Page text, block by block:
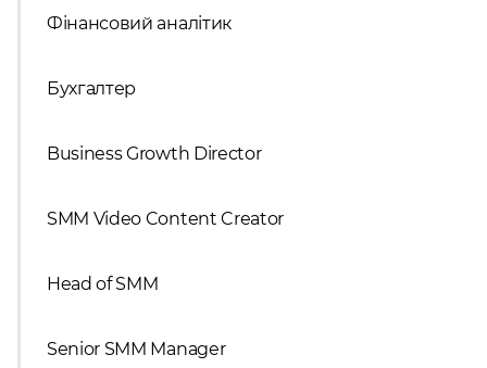
Фінансовий аналітик
Бухгалтер
Business Growth Director
SMM Video Content Creator
Head of SMM
Senior SMM Manager